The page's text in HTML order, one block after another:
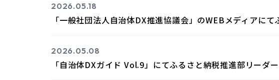
2026.05.18
「一般社団法人自治体DX推進協議会」のWEBメディアに
2026.05.08
「自治体DXガイド Vol.9」にてふるさと納税推進部リーダ